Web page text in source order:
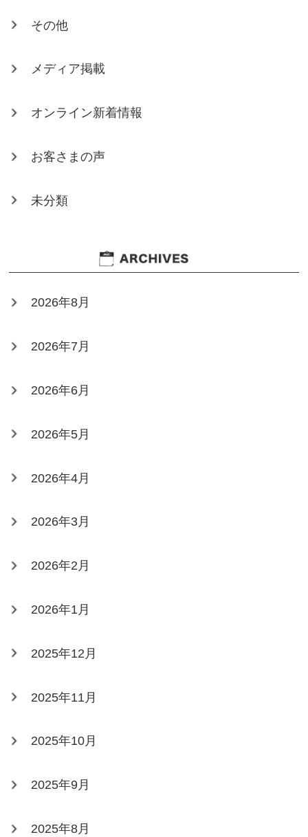
その他
メディア掲載
オンライン新着情報
お客さまの声
未分類
2026年8月
2026年7月
2026年6月
2026年5月
2026年4月
2026年3月
2026年2月
2026年1月
2025年12月
2025年11月
2025年10月
2025年9月
2025年8月